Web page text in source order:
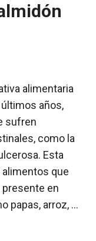
alimentaria
años,
sufren
como la
Esta
alimentos que
en
papas, arroz, …